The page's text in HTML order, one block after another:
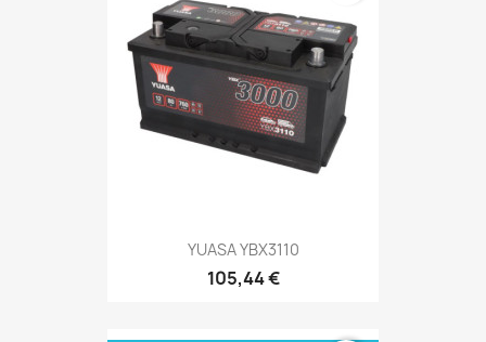
YUASA YBX3110
105,44 €